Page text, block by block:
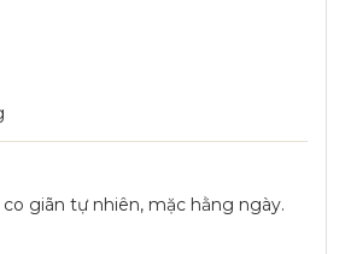
giãn tự nhiên, mặc hằng ngày.